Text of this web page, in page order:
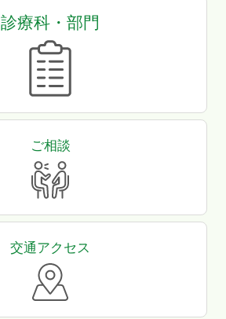
診療科・部門
ご相談
交通アクセス